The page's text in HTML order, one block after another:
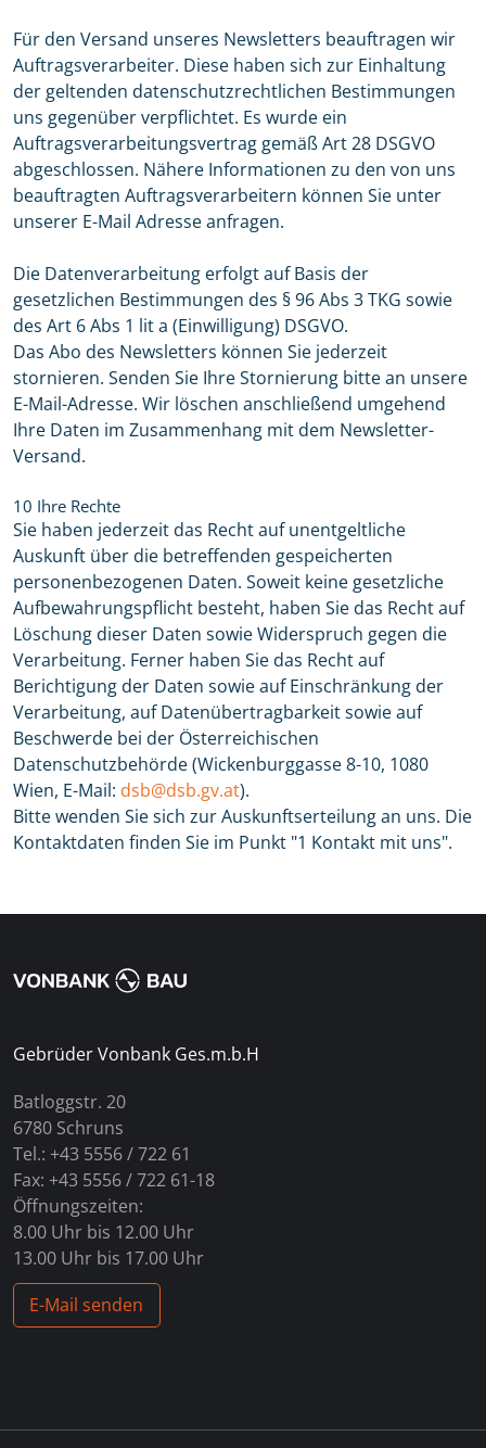
Für den Versand unseres Newsletters beauftragen wir
Auftragsverarbeiter. Diese haben sich zur Einhaltung
der geltenden datenschutzrechtlichen Bestimmungen
uns gegenüber verpflichtet. Es wurde ein
Auftragsverarbeitungsvertrag gemäß Art 28 DSGVO
abgeschlossen. Nähere Informationen zu den von uns
beauftragten Auftragsverarbeitern können Sie unter
unserer E-Mail Adresse anfragen.
Die Datenverarbeitung erfolgt auf Basis der
gesetzlichen Bestimmungen des § 96 Abs 3 TKG sowie
des Art 6 Abs 1 lit a (Einwilligung) DSGVO.
Das Abo des Newsletters können Sie jederzeit
stornieren. Senden Sie Ihre Stornierung bitte an unsere
E-Mail-Adresse. Wir löschen anschließend umgehend
Ihre Daten im Zusammenhang mit dem Newsletter-
Versand.
10 Ihre Rechte
Sie haben jederzeit das Recht auf unentgeltliche
Auskunft über die betreffenden gespeicherten
personenbezogenen Daten. Soweit keine gesetzliche
Aufbewahrungspflicht besteht, haben Sie das Recht auf
Löschung dieser Daten sowie Widerspruch gegen die
Verarbeitung. Ferner haben Sie das Recht auf
Berichtigung der Daten sowie auf Einschränkung der
Verarbeitung, auf Datenübertragbarkeit sowie auf
Beschwerde bei der Österreichischen
Datenschutzbehörde (Wickenburggasse 8-10, 1080
Wien, E-Mail: dsb@dsb.gv.at).
Bitte wenden Sie sich zur Auskunftserteilung an uns. Die
Kontaktdaten finden Sie im Punkt "1 Kontakt mit uns".
Gebrüder Vonbank Ges.m.b.H
Batloggstr. 20
6780 Schruns
Tel.: +43 5556 / 722 61
Fax: +43 5556 / 722 61-18
Öffnungszeiten:
8.00 Uhr bis 12.00 Uhr
13.00 Uhr bis 17.00 Uhr
E-Mail senden